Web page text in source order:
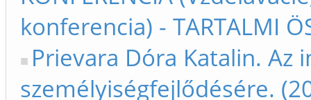
konferencia) - TARTALMI
Prievara Dóra Katalin. Az
személyiségfejlődésére.